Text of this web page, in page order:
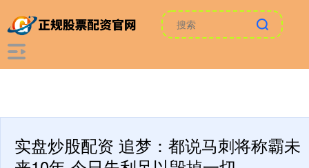
实盘炒股配资 追梦：都说马刺将称霸未